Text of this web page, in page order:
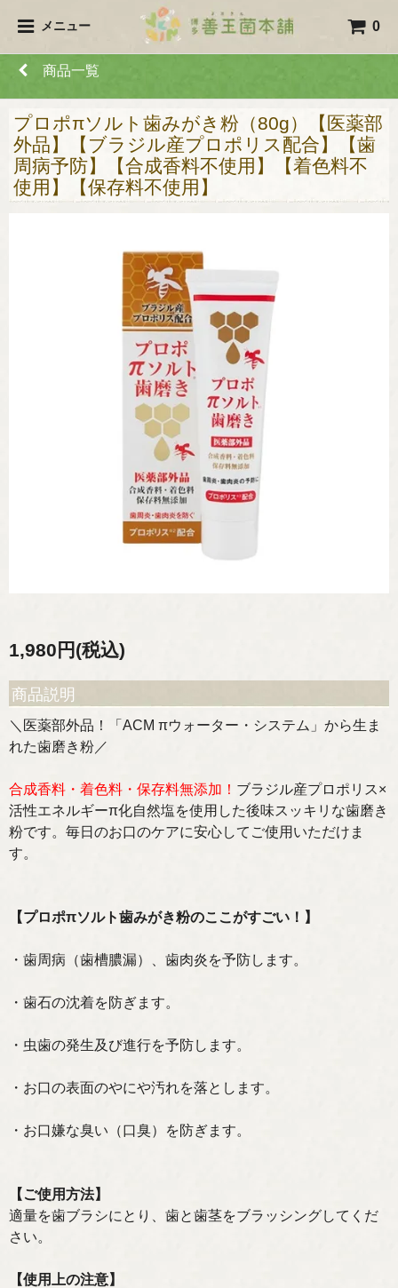
メニュー 0
商品一覧
プロポπソルト歯みがき粉（80g）【医薬部
外品】【ブラジル産プロポリス配合】【歯
周病予防】【合成香料不使用】【着色料不
使用】【保存料不使用】
1,980円(税込)
商品説明
＼医薬部外品！「ACM πウォーター・システム」から生ま
れた歯磨き粉／
合成香料・着色料・保存料無添加！ ブラジル産プロポリス×
活性エネルギーπ化自然塩を使用した後味スッキリな歯磨き
粉です。毎日のお口のケアに安心してご使用いただけま
す。
【プロポπソルト歯みがき粉のここがすごい！】
・歯周病（歯槽膿漏）、歯肉炎を予防します。
・歯石の沈着を防ぎます。
・虫歯の発生及び進行を予防します。
・お口の表面のやにや汚れを落とします。
・お口嫌な臭い（口臭）を防ぎます。
【ご使用方法】
適量を歯ブラシにとり、歯と歯茎をブラッシングしてくだ
さい。
【使用上の注意】